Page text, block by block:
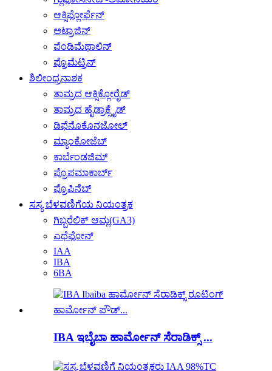
ಆಕ್ಸಿಫ್ಲೋರ್ಫೆನ್
ಅಟ್ರಾಜಿನ್
ಪೆಂಡಿಮೆಥಾಲಿನ್
ಪ್ರೊಮೆಟ್ರಿನ್
ಶಿಲೀಂಧ್ರನಾಶಕ
ತಾಮ್ರದ ಆಕ್ಸಿಕ್ಲೋರೈಡ್
ತಾಮ್ರದ ಹೈಡ್ರಾಕ್ಸೈಡ್
ಡಿಫೆನೊಕೊನಜೋಲ್
ಮ್ಯಾಂಕೋಜೆಬ್
ಕಾರ್ಬೆಂಡಜಿಮ್
ಪ್ರೊಪಮಾಕಾರ್ಬ್
ಪ್ರೊಪಿನೆಬ್
ಸಸ್ಯ ಬೆಳವಣಿಗೆಯ ನಿಯಂತ್ರಕ
ಗಿಬ್ಬರೆಲಿಕ್ ಆಮ್ಲ(GA3)
ಎಥೆಫೋನ್
IAA
IBA
6BA
IBA ಇಬೈಬಾ ಹಾರ್ಮೋನ್ ಸೆರಾಡಿಕ್ಸ್ ...